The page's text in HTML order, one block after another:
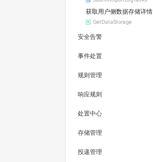
获取用户侧数据存储详情
GetDataStorage
安全告警
事件处置
规则管理
响应规则
处置中心
存储管理
投递管理